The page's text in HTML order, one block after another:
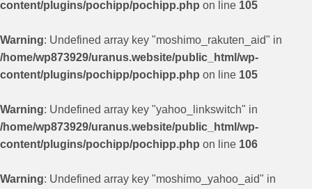
content/plugins/pochipp/pochipp.php on line 105
Warning: Undefined array key "moshimo_rakuten_aid" in
/home/wp873929/uranus.website/public_html/wp-
content/plugins/pochipp/pochipp.php on line 105
Warning: Undefined array key "yahoo_linkswitch" in
/home/wp873929/uranus.website/public_html/wp-
content/plugins/pochipp/pochipp.php on line 106
Warning: Undefined array key "moshimo_yahoo_aid" in